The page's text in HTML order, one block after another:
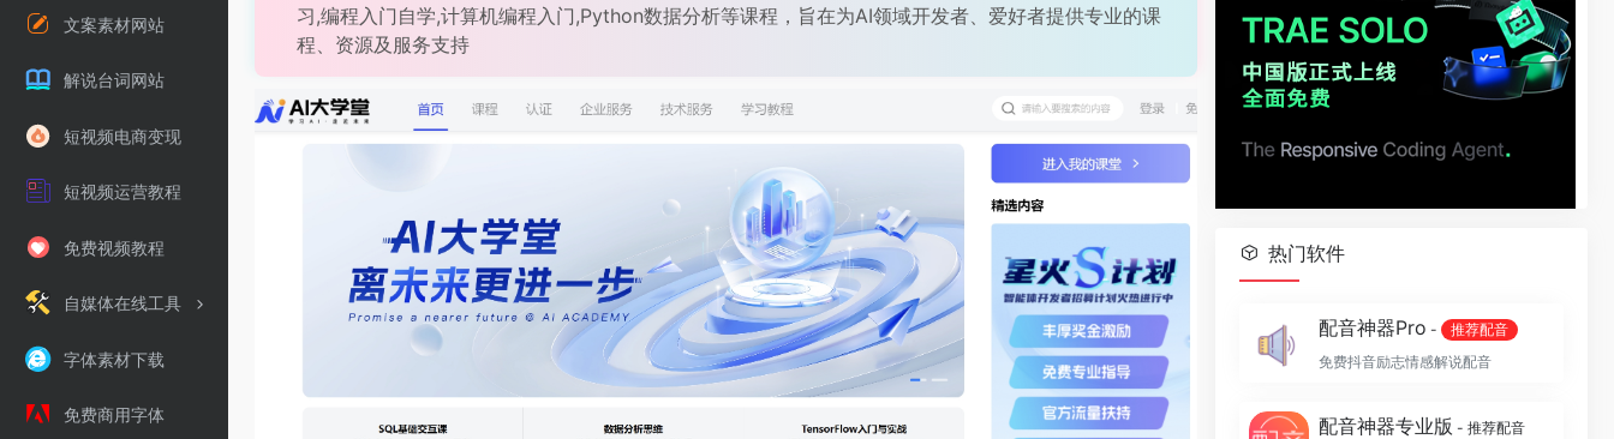
文案素材网站
解说台词网站
短视频电商变现
短视频运营教程
免费视频教程
自媒体在线工具
字体素材下载
免费商用字体
习,编程入门自学,计算机编程入门,Python数据分析等课程，旨在为AI领域开发者、爱好者提供专业的课
程、资源及服务支持
热门软件
配音神器Pro -
推荐配音
免费抖音励志情感解说配音
配音神器专业版 - 推荐配音